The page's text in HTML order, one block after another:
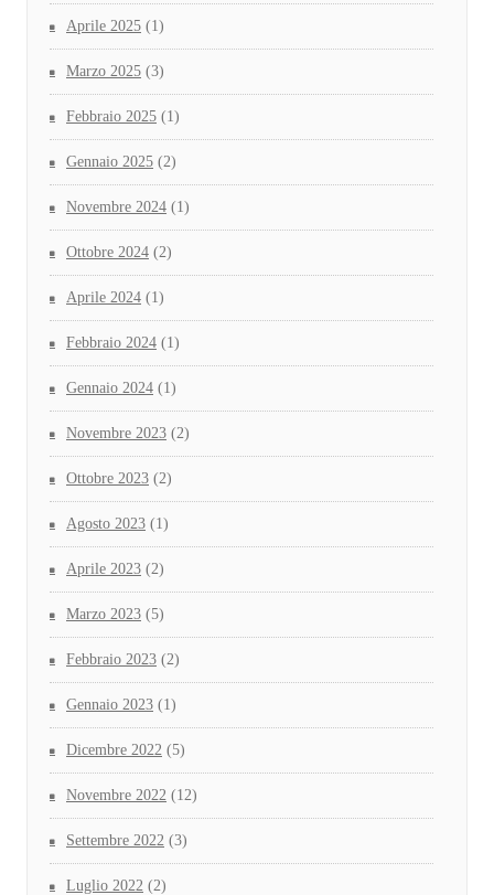
Aprile 2025 (1)
Marzo 2025 (3)
Febbraio 2025 (1)
Gennaio 2025 (2)
Novembre 2024 (1)
Ottobre 2024 (2)
Aprile 2024 (1)
Febbraio 2024 (1)
Gennaio 2024 (1)
Novembre 2023 (2)
Ottobre 2023 (2)
Agosto 2023 (1)
Aprile 2023 (2)
Marzo 2023 (5)
Febbraio 2023 (2)
Gennaio 2023 (1)
Dicembre 2022 (5)
Novembre 2022 (12)
Settembre 2022 (3)
Luglio 2022 (2)